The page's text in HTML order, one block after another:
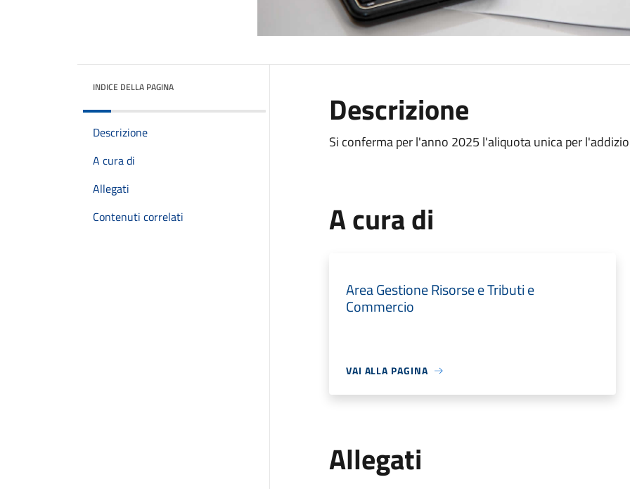
INDICE DELLA PAGINA
Descrizione
A cura di
Allegati
Contenuti correlati
Descrizione
Si conferma per l'anno 2025 l'aliquota unica per
A cura di
Area Gestione Risorse e Tributi e
Commercio
VAI ALLA PAGINA
Allegati